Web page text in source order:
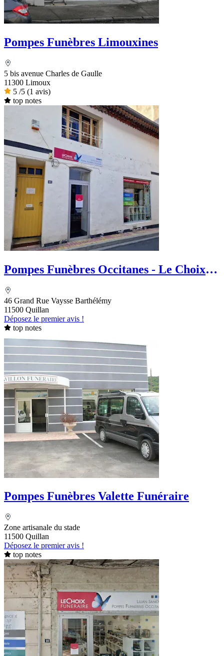
Pompes Funèbres Limouxines
5 bis avenue Charles de Gaulle
11300 Limoux
5 /5 (1 avis)
top notes
Pompes Funèbres Occitanes - Le Choix
46 Grand Rue Vaysse Barthélémy
11500 Quillan
Déposez le premier avis !
top notes
Pompes Funèbres Valette Funéraire
Zone artisanale du stade
11500 Quillan
Déposez le premier avis !
top notes